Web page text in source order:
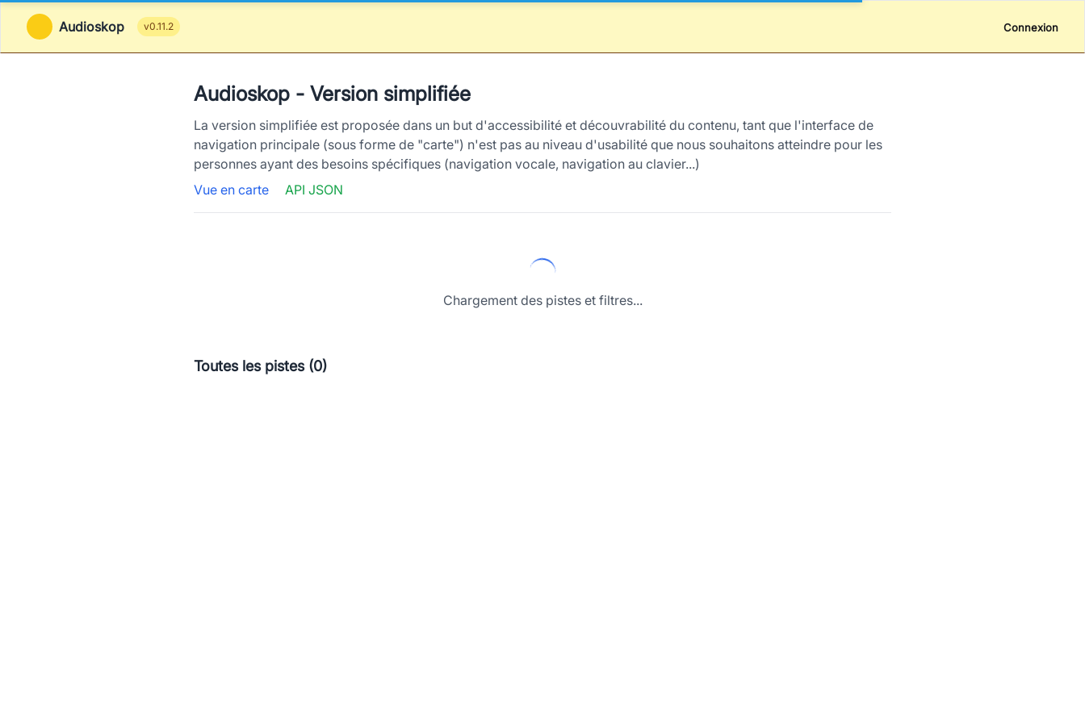
Audioskop v0.11.2 Connexion
Audioskop - Version simplifiée
La version simplifiée est proposée dans un but d'accessibilité et découvrabilité du contenu, tant que l'interface de
navigation principale (sous forme de "carte") n'est pas au niveau d'usabilité que nous souhaitons atteindre pour les
personnes ayant des besoins spécifiques (navigation vocale, navigation au clavier...)
Vue en carte
API JSON
Chargement des pistes et filtres...
Toutes les pistes (0)